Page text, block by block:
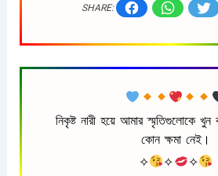
SHARE:
নিকৃষ্ট নারী হয়ে আমার স্মৃতিগুলোকে
কোন ক্ষমা নেই।
✧
✧ ✧